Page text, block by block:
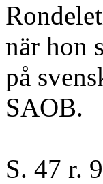
när hon
på
SAOB.
S. 47 r.